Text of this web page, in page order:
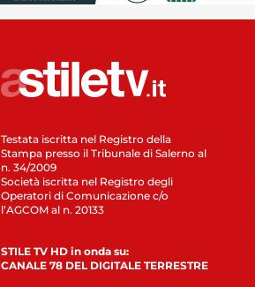
Testata iscritta nel Registro della
Stampa presso il Tribunale di Salerno al
n. 34/2009
Società iscritta nel Registro degli
Operatori di Comunicazione c/o
l’AGCOM al n. 20133
STILE TV HD in onda su:
CANALE 78 DEL DIGITALE TERRESTRE